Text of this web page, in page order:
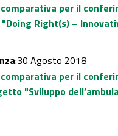
per il
Right(s) –
:30 Agosto 2018
per il
"Sviluppo